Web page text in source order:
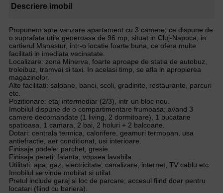
Descriere imobil
Propunem spre vanzare apartament cu 3 camere, ce dispune de
o suprafata utila generoasa de 96 mp, situat in Cluj-Napoca, in
cartierul Manastur, intr-o locatie foarte buna, ce ofera multe
facilitati in imediata vecinatate.
Localizare: zona Minerva, foarte aproape de statia de autobuz,
troleibuz, tramvai si taxi. In acelasi timp, se afla in apropierea
magazinelor.
Alte facilitati: saloane, banci, scoli, gradinite, restaurante, parcuri
etc.
Pozitionare: etaj intermediar (2/3), intr-un bloc nou.
Imobilul dispune de o compartimentare frumoasa; avand 3
camere decomandate (1 living, 2 dormitoare), 1 bucatarie
spatioasa, 1 camara, 2 bai, 2 holuri + 2 balcoane.
Dotari: centrala termica, calorifere, geamuri termopan, usa
antiefractie, aer conditionat, usi interioare.
Finisaje podele: parchet, gresie.
Finisaje pereti: faianta, vopsea lavabila.
Utilitati: apa, gaz, electricitate, canalizare, internet, TV cablu etc.
Imobilul se vinde mobilat si utilat.
Pretul include garaj si loc de parcare; accesul fiind doar pentru
locatari (fiind cu bariera).